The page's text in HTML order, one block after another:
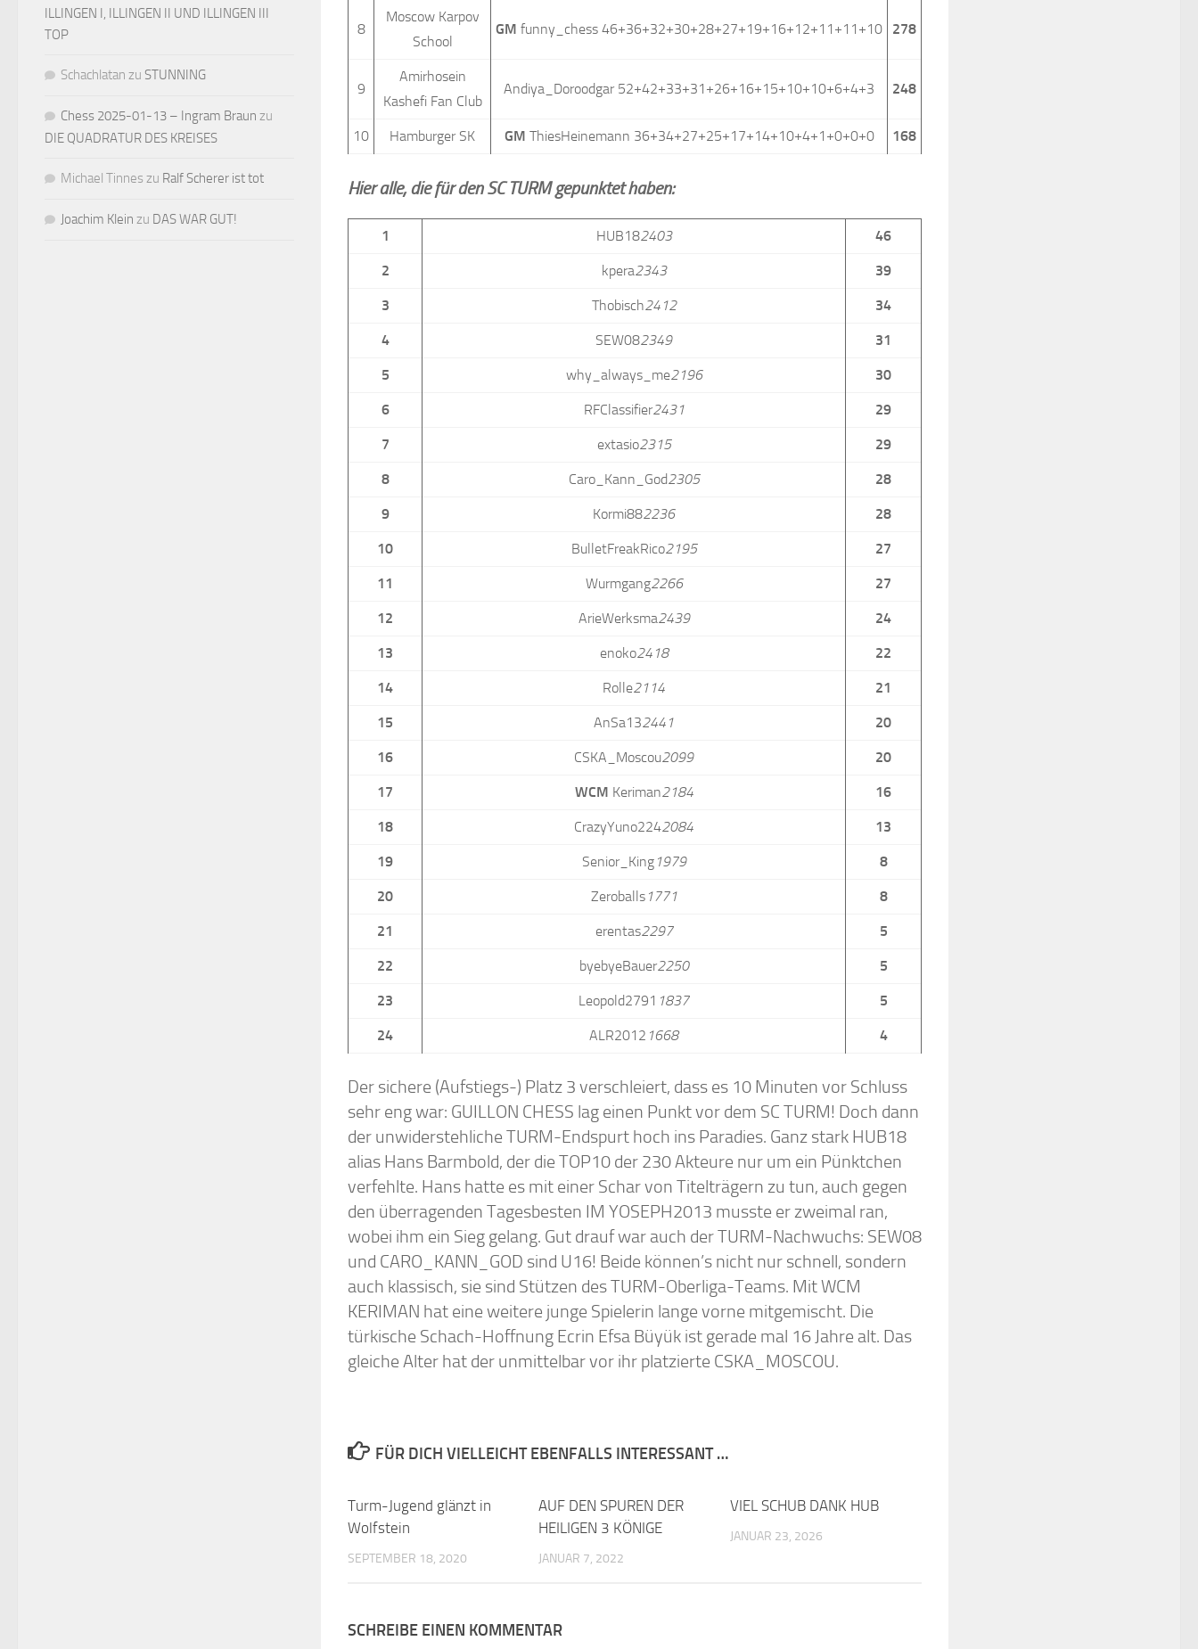
8
Moscow Karpov
School
GM funny_chess 46+36+32+30+28+27+19+16+12+11+11+10 278
9
Amirhosein
Kashefi Fan Club
Andiya_Doroodgar 52+42+33+31+26+16+15+10+10+6+4+3 248
10 Hamburger SK GM ThiesHeinemann 36+34+27+25+17+14+10+4+1+0+0+0 168
Hier alle, die für den SC TURM gepunktet haben:
1 HUB182403 46
2 kpera2343 39
3 Thobisch2412 34
4 SEW082349 31
5 why_always_me2196 30
6 RFClassifier2431 29
7 extasio2315 29
8 Caro_Kann_God2305 28
9 Kormi882236 28
10 BulletFreakRico2195 27
11 Wurmgang2266 27
12 ArieWerksma2439 24
13 enoko2418 22
14 Rolle2114 21
15 AnSa132441 20
16 CSKA_Moscou2099 20
17 WCM Keriman2184 16
18 CrazyYuno2242084 13
19 Senior_King1979 8
20 Zeroballs1771 8
21 erentas2297 5
22 byebyeBauer2250 5
23 Leopold2791 1837 5
24 ALR2012 1668 4
Der sichere (Aufstiegs-) Platz 3 verschleiert, dass es 10 Minuten vor Schluss
sehr eng war: GUILLON CHESS lag einen Punkt vor dem SC TURM! Doch dann
der unwiderstehliche TURM-Endspurt hoch ins Paradies. Ganz stark HUB18
alias Hans Barmbold, der die TOP10 der 230 Akteure nur um ein Pünktchen
verfehlte. Hans hatte es mit einer Schar von Titelträgern zu tun, auch gegen
den überragenden Tagesbesten IM YOSEPH2013 musste er zweimal ran,
wobei ihm ein Sieg gelang. Gut drauf war auch der TURM-Nachwuchs: SEW08
und CARO_KANN_GOD sind U16! Beide können’s nicht nur schnell, sondern
auch klassisch, sie sind Stützen des TURM-Oberliga-Teams. Mit WCM
KERIMAN hat eine weitere junge Spielerin lange vorne mitgemischt. Die
türkische Schach-Hoffnung Ecrin Efsa Büyük ist gerade mal 16 Jahre alt. Das
gleiche Alter hat der unmittelbar vor ihr platzierte CSKA_MOSCOU.
FÜR DICH VIELLEICHT EBENFALLS INTERESSANT …
Turm-Jugend glänzt in
Wolfstein
SEPTEMBER 18, 2020
AUF DEN SPUREN DER
HEILIGEN 3 KÖNIGE
JANUAR 7, 2022
VIEL SCHUB DANK HUB
JANUAR 23, 2026
SCHREIBE EINEN KOMMENTAR
ILLINGEN I, ILLINGEN II UND ILLINGEN III
TOP
Schachlatan zu STUNNING
Chess 2025-01-13 – Ingram Braun zu
DIE QUADRATUR DES KREISES
Michael Tinnes zu Ralf Scherer ist tot
Joachim Klein zu DAS WAR GUT!